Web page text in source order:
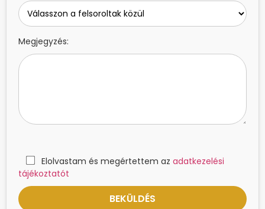
Megjegyzés:
Elolvastam és megértettem az adatkezelési
tájékoztatót